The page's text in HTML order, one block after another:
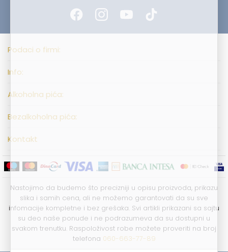
Podaci o firmi:
Info:
Alkoholna pića:
Bezalkoholna pića:
Kontakt
Nastojimo da budemo što precizniji u opisu proizvoda, prikazu
slika i samih cena, ali ne možemo garantovati da su sve
infomacije kompletne i bez grešaka. Svi artikli prikazani sa sajtu
su deo naše ponude i ne podrazumeva da su dostupni u
svakom trenutku. Raspoloživost robe možete proveriti na broj
telefona 060-663-77-89